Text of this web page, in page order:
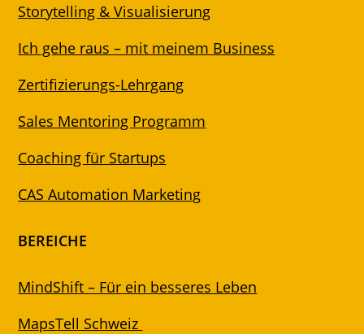
Storytelling & Visualisierung
Ich gehe raus – mit meinem Business
Zertifizierungs-Lehrgang
Sales Mentoring Programm
Coaching für Startups
CAS Automation Marketing
BEREICHE
MindShift – Für ein besseres Leben
MapsTell Schweiz